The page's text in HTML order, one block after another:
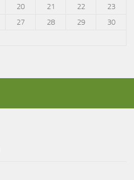
20 21 22
23
27 28 29
30